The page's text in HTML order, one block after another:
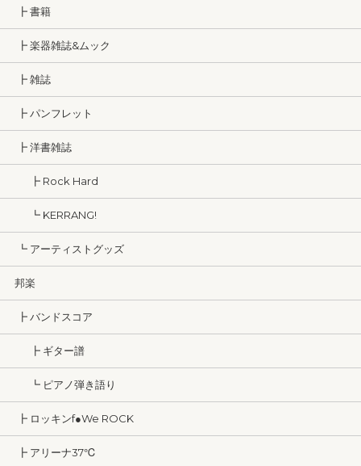
┣ 書籍
┣ 楽器雑誌&ムック
┣ 雑誌
┣ パンフレット
┣ 洋書雑誌
┣ Rock Hard
┗ KERRANG!
┗ アーティストグッズ
邦楽
┣ バンドスコア
┣ ギター譜
┗ ピアノ弾き語り
┣ ロッキンf●We ROCK
┣ アリーナ37℃